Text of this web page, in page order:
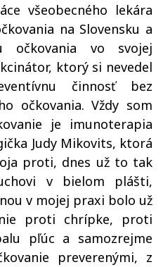
všeobecného lekára
na Slovensku a
očkovania vo svojej
ktorý si nevedel
činnosť bez
očkovania. Vždy som
je imunoterapia
Judy Mikovits, ktorá
proti, dnes už to tak
v bielom plášti,
v mojej praxi bolo už
proti chrípke, proti
pľúc a samozrejme
preverenými, z